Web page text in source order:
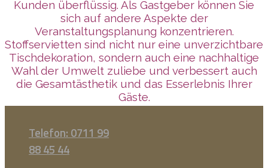
Kunden überflüssig. Als Gastgeber können Sie
sich auf andere Aspekte der
Veranstaltungsplanung konzentrieren.
Stoffservietten sind nicht nur eine unverzichtbare
Tischdekoration, sondern auch eine nachhaltige
Wahl der Umwelt zuliebe und verbessert auch
die Gesamtästhetik und das Esserlebnis Ihrer
Gäste.
Telefon: 0711 99
88 45 44